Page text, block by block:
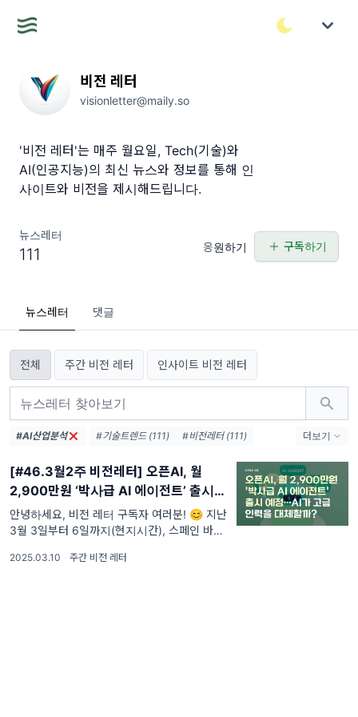
비전 레터
visionletter@maily.so
'비전 레터'는 매주 월요일, Tech(기술)와
AI(인공지능)의 최신 뉴스와 정보를 통해 인
사이트와 비전을 제시해드립니다.
뉴스레터
111 응원하기 구독하기
뉴스레터 댓글
전체 주간 비전 레터 인사이트 비전 레터
#AI산업분석 #기술트렌드 (111)
#비전레터 (111)
#오픈AI (74)
#AI생태계 (38)
#엔비디아 (36)
#메타 (36)
#AI에이전트 (33)
#AI혁신 (33)
#AI인프라 (32)
#데이터센터 (31)
#디지털전환 (31)
더보기
[#46.3월2주 비전레터] 오픈AI, 월
2,900만원 ‘박사급 AI 에이전트’ 출시 예
정…AI가 고급 인력을 대체할까?
안녕하세요, 비전 레터 구독자 여러분! 😊 지난
3월 3일부터 6일까지(현지시간), 스페인 바르
‘MWC25(Mobile World Congr
2025.03.10 · 주간 비전 레터